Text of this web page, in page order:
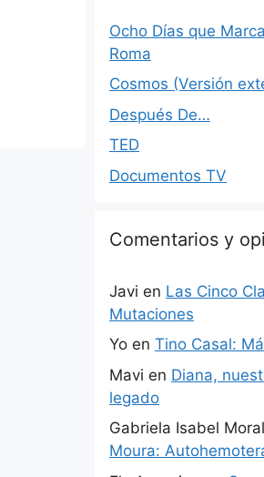
Ocho Días que
Roma
Cosmos (Versión
Después De…
TED
Documentos TV
Comentarios y
Javi en Las Cinco
Mutaciones
Yo en Tino Casal:
Mavi en Diana,
legado
Gabriela Isabel
Moura: